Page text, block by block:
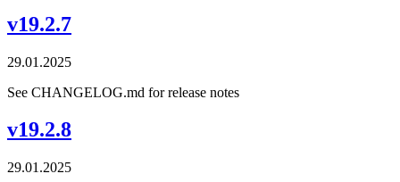
v19.2.7
29.01.2025
See CHANGELOG.md for release notes
v19.2.8
29.01.2025